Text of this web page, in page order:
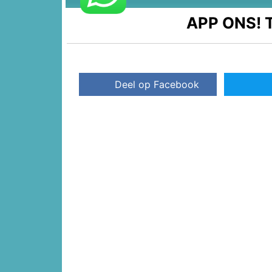
APP ONS!
Deel op Facebook